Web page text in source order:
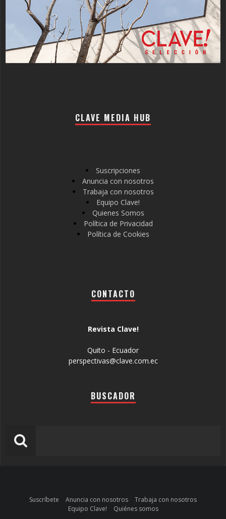
CLAVE MEDIA HUB
Suscripciones
Anuncia con nosotros
Trabaja con nosotros
Equipo Clave!
Quienes Somos
Política de Privacidad
Política de Cookies
CONTACTO
Revista Clave!
Quito - Ecuador
perspectivas@clave.com.ec
BUSCADOR
Suscríbete Anuncia con nosotros
Trabaja con nosotros
Equipo Clave!
Quiénes somos